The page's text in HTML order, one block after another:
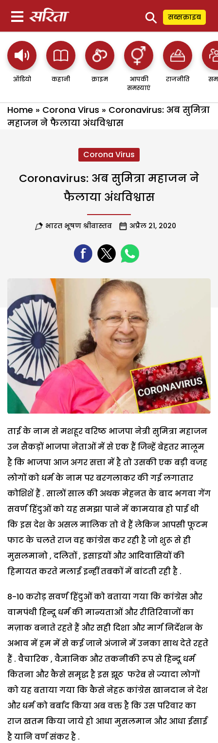
⚲ सब्सक्राइब
ऑडियो कहानी क्राइम
आपकी
समस्याएं
राजनीति
Home » Corona Virus » Coronavirus: अब सुमित्रा
महाजन ने फैलाया अंधविश्वास
Corona Virus
Coronavirus: अब सुमित्रा महाजन ने
फैलाया अंधविश्वास
भारत भूषण श्रीवास्तव अप्रैल 21, 2020
ताई के नाम से मशहूर वरिष्ठ भाजपा नेत्री सुमित्रा महाजन
उन सैकड़ों भाजपा नेताओं में से एक हैं जिन्हें बेहतर मालूम
है कि भाजपा आज अगर सत्ता में है तो उसकी एक बड़ी वजह
लोगों को धर्म के नाम पर बरगलाकर की गई लगातार
कोशिशें हैं . सालों साल की अथक मेहनत के बाद भगवा गेंग
सवर्ण हिंदुओं को यह समझा पाने में कामयाब हो पाई थी
कि इस देश के असल मालिक तो वे हैं लेकिन आपसी फूटम
फाट के चलते राज वह कांग्रेस कर रही है जो शुरू से ही
मुसलमानो , दलितों , इसाइयों और आदिवासियों की
हिमायत करते मलाई इन्हीं तबकों में बांटती रही है .
8-10 करोड़ सवर्ण हिंदुओं को बताया गया कि कांग्रेस और
वामपंथी हिन्दू धर्म की मान्यताओं और रीतिरिवाजों का
मज़ाक बनाते रहते हैं और सही दिशा और मार्ग निर्देशन के
अभाव में हम में से कई जाने अंजाने में उनका साथ देते रहते
हैं . वैचारिक , वैज्ञानिक और तकनीकी रूप से हिन्दू धर्म
कितना और कैसे समृद्ध है इस झूठ फरेब से ज्यादा लोगों
को यह बताया गया कि कैसे नेहरू कांग्रेस खानदान ने देश
और धर्म को बर्बाद किया अब वक्त है कि उस परिवार का
राज खतम किया जाये हो आधा मुसलमान और आधा ईसाई
है यानि वर्ण संकर है .